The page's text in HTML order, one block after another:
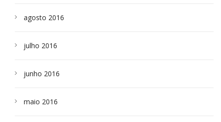
agosto 2016
julho 2016
junho 2016
maio 2016